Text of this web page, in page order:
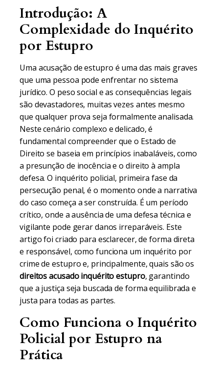
Introdução: A
Complexidade do Inquérito
por Estupro
Uma acusação de estupro é uma das mais graves
que uma pessoa pode enfrentar no sistema
jurídico. O peso social e as consequências legais
são devastadores, muitas vezes antes mesmo
que qualquer prova seja formalmente analisada.
Neste cenário complexo e delicado, é
fundamental compreender que o Estado de
Direito se baseia em princípios inabaláveis, como
a presunção de inocência e o direito à ampla
defesa. O inquérito policial, primeira fase da
persecução penal, é o momento onde a narrativa
do caso começa a ser construída. É um período
crítico, onde a ausência de uma defesa técnica e
vigilante pode gerar danos irreparáveis. Este
artigo foi criado para esclarecer, de forma direta
e responsável, como funciona um inquérito por
crime de estupro e, principalmente, quais são os
direitos acusado inquérito estupro, garantindo
que a justiça seja buscada de forma equilibrada e
justa para todas as partes.
Como Funciona o Inquérito
Policial por Estupro na
Prática